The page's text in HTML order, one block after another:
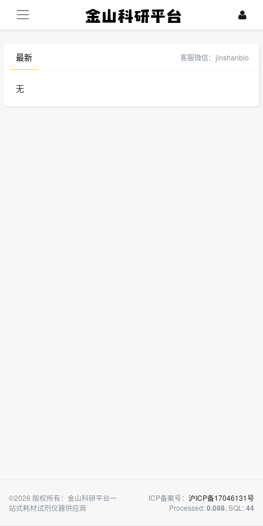
最新 客服微信：jinshanbio
无
©2026 版权所有：金山科研平台一
站式耗材试剂仪器供应商
ICP备案号： 沪ICP备17046131号
Processed:0.088, SQL:44